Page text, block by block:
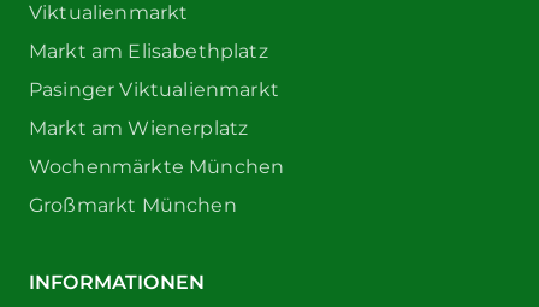
Viktualienmarkt
Markt am Elisabethplatz
Pasinger Viktualienmarkt
Markt am Wienerplatz
Wochenmärkte München
Großmarkt München
INFORMATIONEN